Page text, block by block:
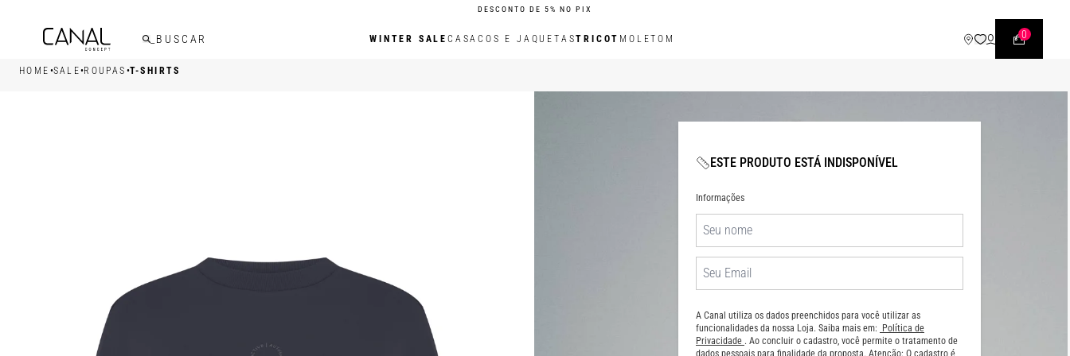
DESCONTO DE 5% NO PIX
WINTER SALE CASACOS E JAQUETASTRICOT MOLETOM 0
HOME •SALE•ROUPAS •T-SHIRTS
ESTE PRODUTO ESTÁ INDISPONÍVEL
Informações
A Canal utiliza os dados preenchidos para você utilizar as
funcionalidades da nossa Loja. Saiba mais em:
Política de
Privacidade . Ao concluir o cadastro, você permite o tratamento de
dados pessoais para finalidade da proposta. Atenção: O cadastro é